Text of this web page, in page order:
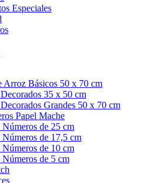
Especiales
Arroz Básicos 50 x 70 cm
35 x 50 cm
Grandes 50 x 70 cm
Papel Mache
de 25 cm
de 17,5 cm
de 10 cm
de 5 cm